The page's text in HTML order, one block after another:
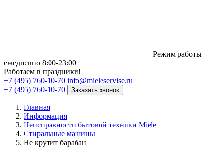
Режим работы
eжедневно 8:00-23:00
Работаем в праздники!
+7 (495) 760-10-70 info@mieleservise.ru
+7 (495) 760-10-70
Заказать звонок
Главная
Информация
Неисправности бытовой техники Miele
Стиральные машины
Не крутит барабан